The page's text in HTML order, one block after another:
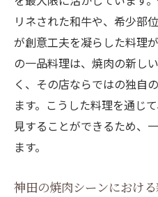
リネされた和牛や、希少部
が創意工夫を凝らした料理
の一品料理は、焼肉の新し
く、その店ならではの独自
ます。こうした料理を通じ
見することができるため、
ます。
神田の焼肉シーンにおけ